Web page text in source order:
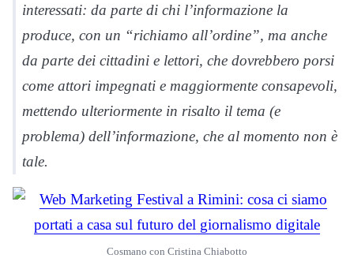
interessati: da parte di chi l’informazione la
produce, con un “richiamo all’ordine”, ma anche
da parte dei cittadini e lettori, che dovrebbero porsi
come attori impegnati e maggiormente consapevoli,
mettendo ulteriormente in risalto il tema (e
problema) dell’informazione, che al momento non è
tale.
Cosmano con Cristina Chiabotto